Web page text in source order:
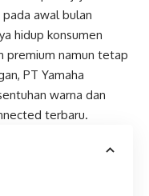
awal bulan
hidup konsumen
premium namun tetap
PT Yamaha
warna dan
terbaru.